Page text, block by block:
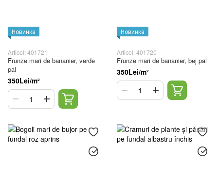
Новинка
Articol: 401721
Frunze mari de bananier, verde
pal
350Lei/m²
Новинка
Articol: 401720
Frunze mari de bananier, bej pal
350Lei/m²